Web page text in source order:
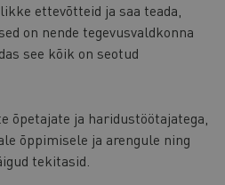
ettevõtteid ja saa teada,
on nende tegevusvaldkonna
see kõik on seotud
õpetajate ja haridustöötajatega,
õppimisele ja arengule ning
tekitasid.